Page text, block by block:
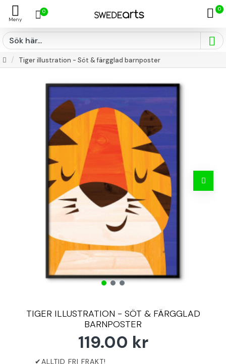
0 0
Tiger illustration - Söt & färgglad barnposter
TIGER ILLUSTRATION - SÖT & FÄRGGLAD
BARNPOSTER
119.00 kr